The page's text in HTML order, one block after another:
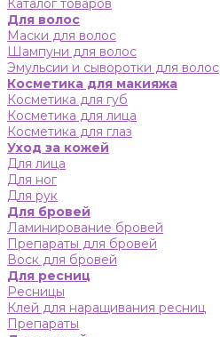
Каталог товаров
Для волос
Маски для волос
Шампуни для волос
Эмульсии и сыворотки для волос
Косметика для макияжа
Косметика для губ
Косметика для лица
Косметика для глаз
Уход за кожей
Для лица
Для ног
Для рук
Для бровей
Ламинирование бровей
Препараты для бровей
Воск для бровей
Для ресниц
Ресницы
Клей для наращивания ресниц
Препараты